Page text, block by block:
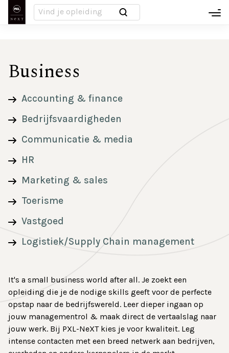
Overslaan
gaanVoet
Over ons
Nieuws
Campussen
Werken bij PXL-NeXT
Contact
Infodagen
Business
Accounting & finance
Bedrijfsvaardigheden
Communicatie & media
HR
Marketing & sales
Toerisme
Vastgoed
Logistiek/Supply Chain management
It's a small business world after all. Je zoekt een
opleiding die je de nodige skills geeft voor de perfecte
opstap naar de bedrijfswereld. Leer dieper ingaan op
jouw managementrol & maak direct de vertaalslag naar
jouw werk. Bij PXL-NeXT kies je voor kwaliteit. Leg
intense contacten met een breed netwerk aan bedrijven,